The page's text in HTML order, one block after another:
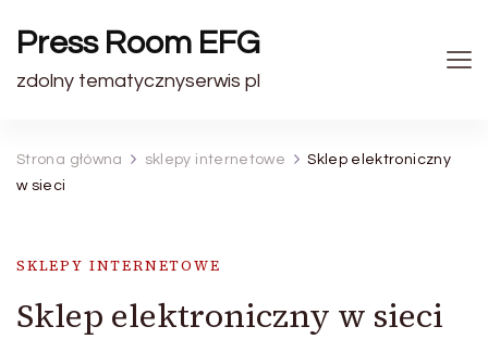
Press Room EFG
zdolny tematycznyserwis pl
Strona główna sklepy internetowe
Sklep elektroniczny
w sieci
SKLEPY INTERNETOWE
Sklep elektroniczny w sieci